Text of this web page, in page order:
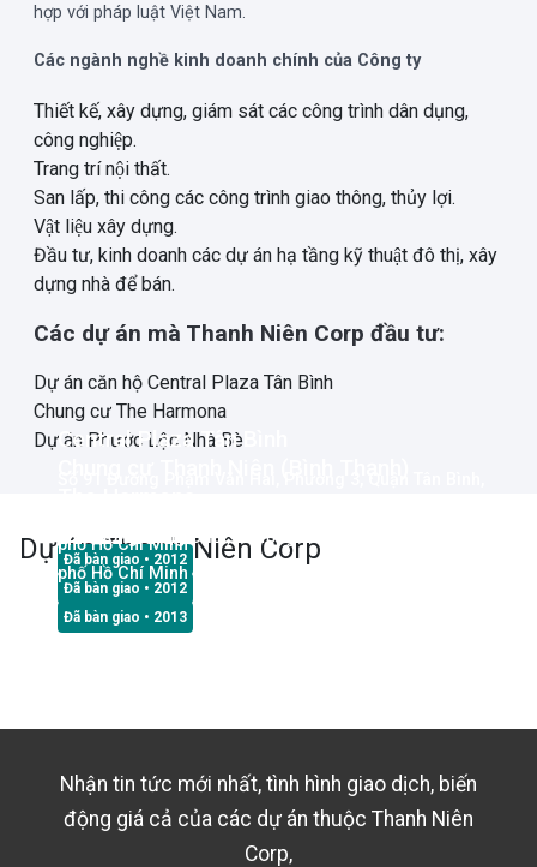
hợp với pháp luật Việt Nam.
Các ngành nghề kinh doanh chính của Công ty
Thiết kế, xây dựng, giám sát các công trình dân dụng,
công nghiệp.
Trang trí nội thất.
San lấp, thi công các công trình giao thông, thủy lợi.
Vật liệu xây dựng.
Đầu tư, kinh doanh các dự án hạ tầng kỹ thuật đô thị, xây
dựng nhà để bán.
Các dự án mà Thanh Niên Corp đầu tư:
Dự án căn hộ Central Plaza Tân Bình
Chung cư The Harmona
Dự án Phước Lộc Nhà Bè
Dự ánThanh Niên Corp
Central Plaza Tân Bình
Đã bàn giao • 2012
phố Hồ Chí Minh
Đã bàn giao • 2012
33 Trương Công Định, Phường 14, Quận Tân Bình, Thành
phố Hồ Chí Minh
Đã bàn giao • 2013
Nhận tin tức mới nhất, tình hình giao dịch, biến
động giá cả của các dự án thuộc Thanh Niên
Corp,